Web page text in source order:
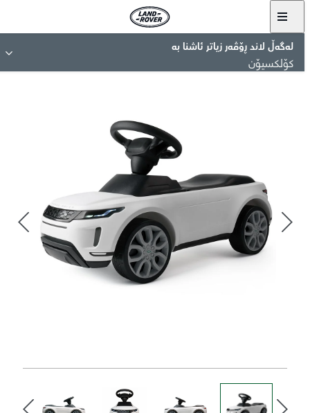
لەگەڵ لاند ڕۆڤەر زیاتر ئاشنا بە
کۆلکسیۆن